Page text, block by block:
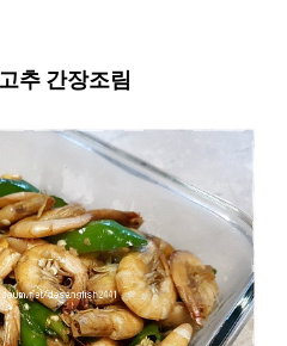
추 간장조림